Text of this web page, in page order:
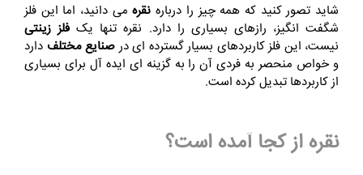
شاید تصور کنید که همه چیز را درباره نقره می‌ دانید، اما این فلز
شگفت‌ انگیز، رازهای بسیاری را دارد. نقره تنها یک فلز زینتی
نیست، این فلز کاربردهای بسیار گسترده‌ ای در صنایع مختلف دارد
و خواص منحصر به فردی آن را به گزینه‌‌ ای ایده‌ آل برای بسیاری
از کاربردها تبدیل کرده است.
نقره از کجا آمده است؟